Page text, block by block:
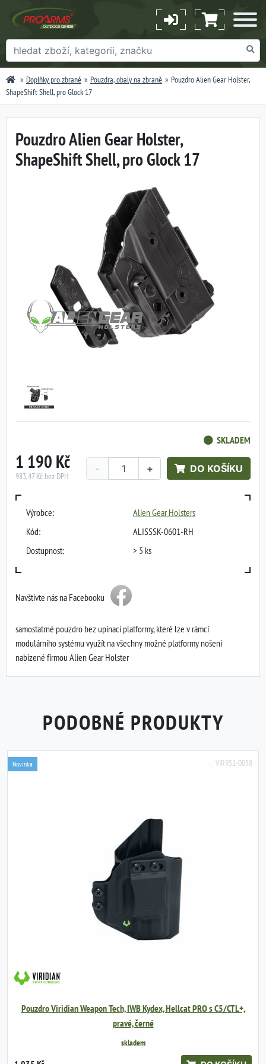
Doplňky pro zbraně Pouzdra, obaly na zbraně
Pouzdro Alien Gear Holster,
ShapeShift Shell, pro Glock 17
Pouzdro Alien Gear Holster,
ShapeShift Shell, pro Glock 17
SKLADEM
1 190 Kč
983,47 Kč bez DPH
+
- DO KOŠÍKU
Výrobce:
Alien Gear Holsters
Kód:
ALISSSK-0601-RH
Dostupnost:
> 5 ks
Navštivte nás na Facebooku
samostatrné pouzdro bez upínací platformy, které lze v rámci
modulárního systému využít na všechny možné platformy nošení
nabízené firmou Alien Gear Holster
PODOBNÉ PRODUKTY
VIR951-0058
Novinka
Pouzdro Viridian Weapon Tech, IWB Kydex, Hellcat PRO s C5/CTL+,
pravé, černé
skladem